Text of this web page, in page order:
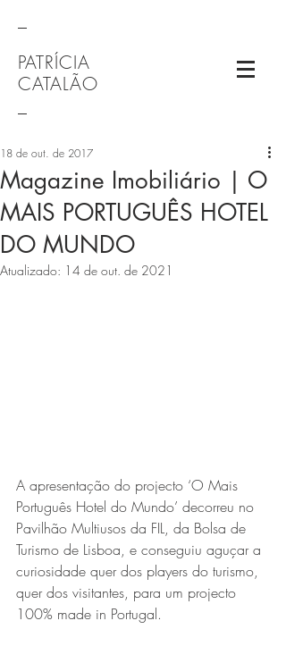
PATRÍCIA
CATALÃO
Magazine Imobiliário | O
MAIS PORTUGUÊS HOTEL
DO MUNDO
18 de out. de 2017
Atualizado: 14 de out. de 2021
A apresentação do projecto ‘O Mais
Português Hotel do Mundo’ decorreu no
Pavilhão Multiusos da FIL, da Bolsa de
Turismo de Lisboa, e conseguiu aguçar a
curiosidade quer dos players do turismo,
quer dos visitantes, para um projecto
100% made in Portugal.